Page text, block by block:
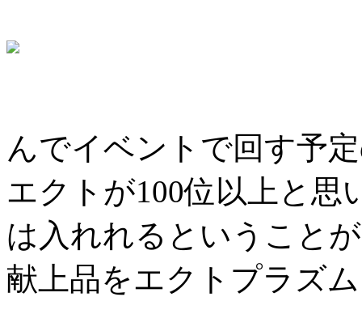
んでイベントで回す予
エクトが100位以上と
は入れれるということ
献上品をエクトプラズ